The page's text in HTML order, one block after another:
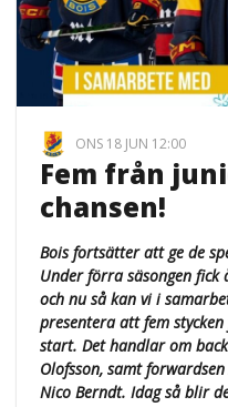
ONS 18 JUN 12:00
Fem från
chansen!
Bois fortsätter att ge de
Under förra säsongen
och nu så kan vi i
presentera att fem
start. Det handlar om
Olofsson, samt
Nico Berndt. Idag så blir